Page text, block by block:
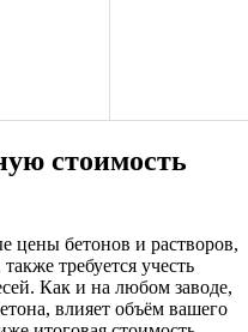
стоимость
цены бетонов и растворов,
требуется учесть
Как и на любом заводе,
влияет объём вашего